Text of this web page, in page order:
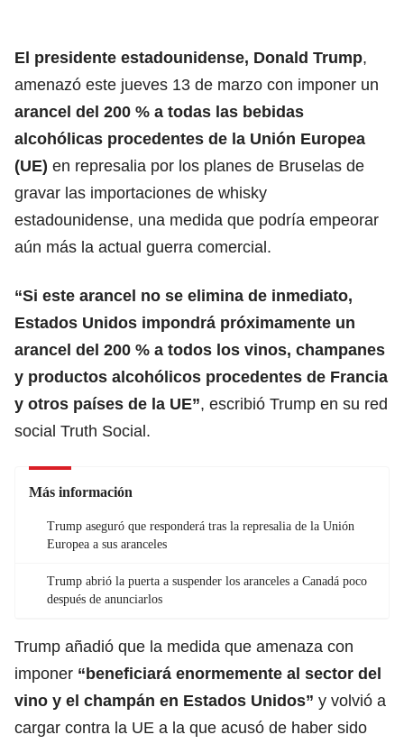
El presidente estadounidense, Donald Trump,
amenazó este jueves 13 de marzo con imponer un
arancel del 200 % a todas las bebidas
alcohólicas procedentes de la Unión Europea
(UE) en represalia por los planes de Bruselas de
gravar las importaciones de whisky
estadounidense, una medida que podría empeorar
aún más la actual guerra comercial.
“Si este arancel no se elimina de inmediato,
Estados Unidos impondrá próximamente un
arancel del 200 % a todos los vinos, champanes
y productos alcohólicos procedentes de Francia
y otros países de la UE”, escribió Trump en su red
social Truth Social.
Más información
Trump aseguró que responderá tras la represalia de la Unión
Europea a sus aranceles
Trump abrió la puerta a suspender los aranceles a Canadá poco
después de anunciarlos
Trump añadió que la medida que amenaza con
imponer “beneficiará enormemente al sector del
vino y el champán en Estados Unidos” y volvió a
cargar contra la UE a la que acusó de haber sido